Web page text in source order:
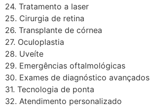
24. Tratamento a laser
25. Cirurgia de retina
26. Transplante de córnea
27. Oculoplastia
28. Uveíte
29. Emergências oftalmológicas
30. Exames de diagnóstico avançados
31. Tecnologia de ponta
32. Atendimento personalizado